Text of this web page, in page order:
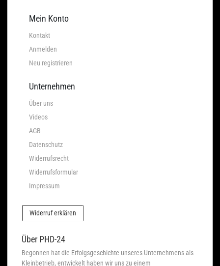
Mein Konto
Kontakt
Anmelden
Neu registrieren
Unternehmen
Über uns
Videos
AGB
Datenschutz
Widerrufsrecht
Widerrufsformular
Impressum
Widerruf erklären
Über PHD-24
Begonnen hat die Erfolgsgeschichte unseres Unternehmens als
Kleinbetrieb, entwickelt haben wir uns zu einem